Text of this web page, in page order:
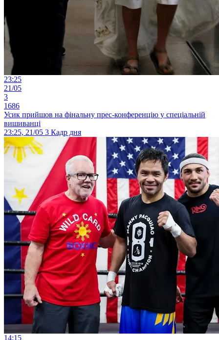
23:25
21/05
3
1686
Усик прийшов на фінальну прес-конференцію у спеціальній
вишиванці
23:25, 21/05 3 Кадр дня
14:15